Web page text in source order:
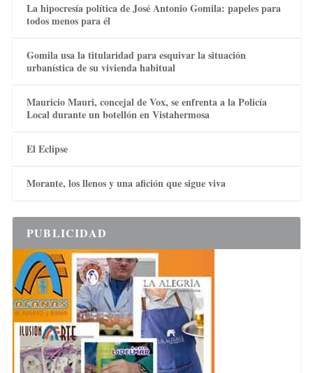
La hipocresía política de José Antonio Gomila: papeles para
todos menos para él
Gomila usa la titularidad para esquivar la situación
urbanística de su vivienda habitual
Mauricio Mauri, concejal de Vox, se enfrenta a la Policía
Local durante un botellón en Vistahermosa
El Eclipse
Morante, los llenos y una afición que sigue viva
PUBLICIDAD